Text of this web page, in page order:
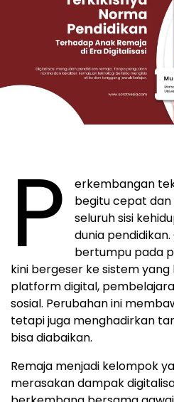
P
erkembangan
begitu cepat
seluruh sisi
dunia
bertumpu pada
kini bergeser ke sistem
platform digital,
sosial. Perubahan ini
tetapi juga menghadirkan
bisa diabaikan.
Remaja menjadi kelompok
merasakan dampak